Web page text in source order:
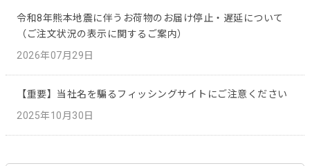
令和8年熊本地震に伴うお荷物のお届け停止・遅延について
（ご注文状況の表示に関するご案内）
2026年07月29日
【重要】当社名を騙るフィッシングサイトにご注意ください
2025年10月30日